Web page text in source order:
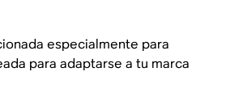
especialmente para
para adaptarse a tu marca